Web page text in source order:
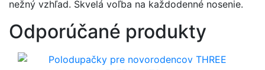
nežný vzhľad. Skvelá voľba na každodenné nosenie.
Odporúčané produkty